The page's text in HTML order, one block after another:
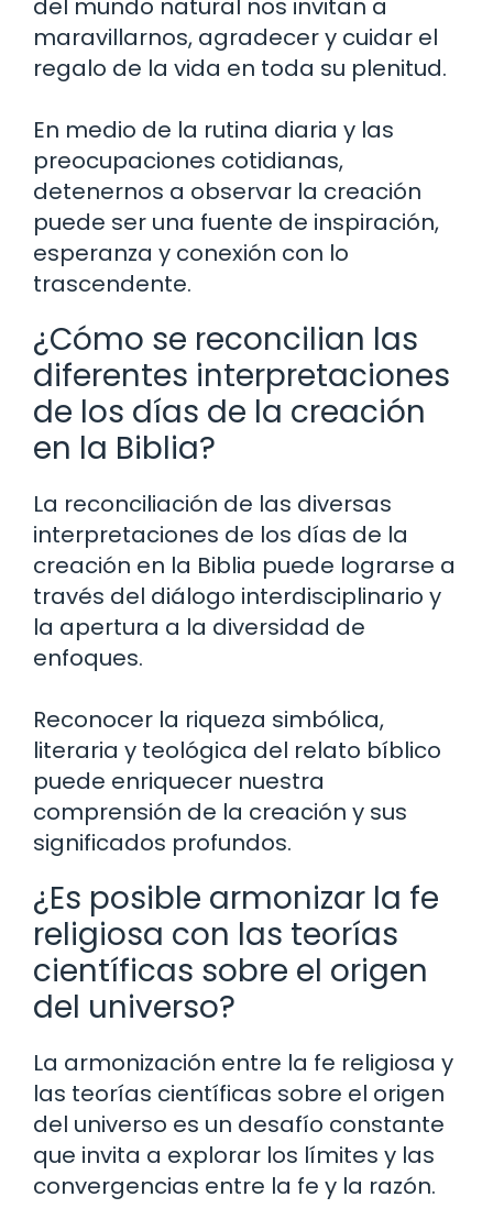
del mundo natural nos invitan a
maravillarnos, agradecer y cuidar el
regalo de la vida en toda su plenitud.
En medio de la rutina diaria y las
preocupaciones cotidianas,
detenernos a observar la creación
puede ser una fuente de inspiración,
esperanza y conexión con lo
trascendente.
¿Cómo se reconcilian las
diferentes interpretaciones
de los días de la creación
en la Biblia?
La reconciliación de las diversas
interpretaciones de los días de la
creación en la Biblia puede lograrse a
través del diálogo interdisciplinario y
la apertura a la diversidad de
enfoques.
Reconocer la riqueza simbólica,
literaria y teológica del relato bíblico
puede enriquecer nuestra
comprensión de la creación y sus
significados profundos.
¿Es posible armonizar la fe
religiosa con las teorías
científicas sobre el origen
del universo?
La armonización entre la fe religiosa y
las teorías científicas sobre el origen
del universo es un desafío constante
que invita a explorar los límites y las
convergencias entre la fe y la razón.